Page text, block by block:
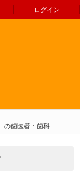
ログイン
の歯医者・歯科